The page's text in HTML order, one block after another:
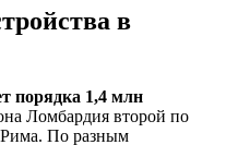
в
порядка 1,4 млн
Ломбардия второй по
Рима. По разным